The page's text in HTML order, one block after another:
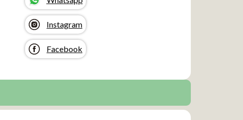
Instagram
Facebook